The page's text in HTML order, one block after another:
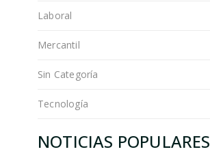
Laboral
Mercantil
Sin Categoría
Tecnología
NOTICIAS POPULARES